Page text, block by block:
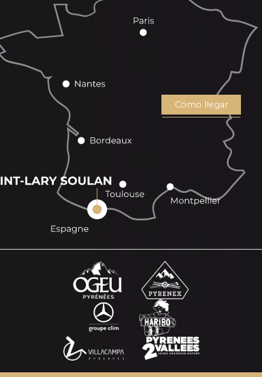
Cómo llegar